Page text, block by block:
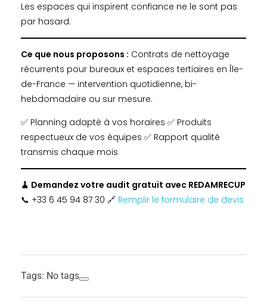
Les espaces qui inspirent confiance ne le sont pas
par hasard.
Ce que nous proposons : Contrats de nettoyage
récurrents pour bureaux et espaces tertiaires en Île-
de-France — intervention quotidienne, bi-
hebdomadaire ou sur mesure.
✅ Planning adapté à vos horaires ✅ Produits
respectueux de vos équipes ✅ Rapport qualité
transmis chaque mois
🧹 Demandez votre audit gratuit avec REDAMRECUP
📞 +33 6 45 94 87 30 🔗 Remplir le formulaire de devis
Tags: No tags